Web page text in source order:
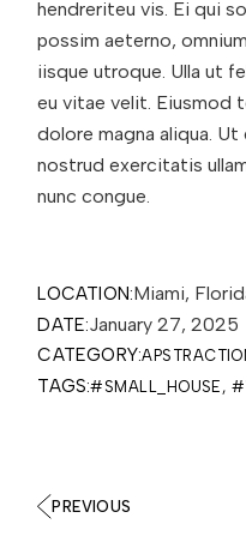
LOCATION:Miami,
DATE:January 27, 2025
CATEGORY:
TAGS:#SMALL_HOUSE
hendreriteu vis. Ei qui
possim aeterno,
iisque utroque. Ulla ut
eu vitae velit. Eiusmod
dolore magna aliqua. Ut
nostrud exercitatis
nunc congue.
PREVIOUS